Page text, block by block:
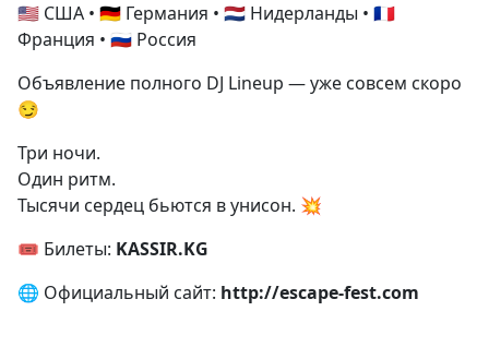
🇺🇸 США • 🇩🇪 Германия • 🇳🇱 Нидерланды • 🇫🇷
Франция • 🇷🇺 Россия
Объявление полного DJ Lineup — уже совсем скоро
😏
Три ночи.
Один ритм.
Тысячи сердец бьются в унисон. 💥
🎟 Билеты: KASSIR.KG
🌐 Официальный сайт: http://escape-fest.com